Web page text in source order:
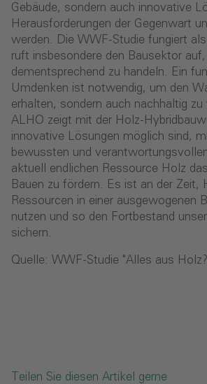
Gebäude, sondern auch innovative
Herausforderungen der Gegenwart
werden. Die WWF-Studie fungiert
ruft insbesondere den Bausektor auf,
dementsprechend zu handeln. Ein
Umdenken ist notwendig, um den
erhalten, sondern auch nachhaltig zu
ALHO zeigt mit der Holz-
innovative Lösungen möglich sind,
bewussten und
aktuell endlichen Ressource Holz
Bauen zu fördern. Es ist an der Zeit,
Ressourcen in einer ausgewogenen
nutzen und so den Fortbestand
sichern.
Quelle: WWF-Studie "Alles aus
Teilen Sie diesen Artikel gerne